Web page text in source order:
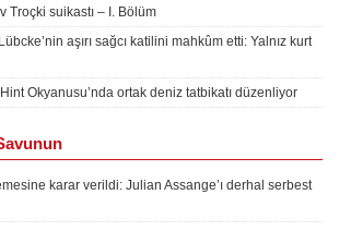
Troçki suikastı – I. Bölüm
aşırı sağcı katilini mahkûm etti: Yalnız kurt
Okyanusu’nda ortak deniz tatbikatı düzenliyor
karar verildi: Julian Assange’ı derhal serbest